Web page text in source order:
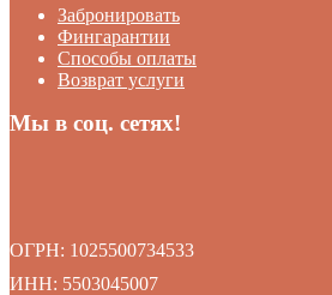
Забронировать
Фингарантии
Способы оплаты
Возврат услуги
Мы в соц. сетях!
ОГРН: 1025500734533
ИНН: 5503045007